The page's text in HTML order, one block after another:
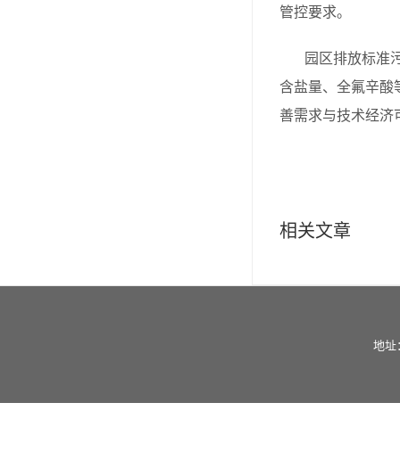
管控要求。
园区排放标准
含盐量、全氟辛
善需求与技术经济
相关文章
地址